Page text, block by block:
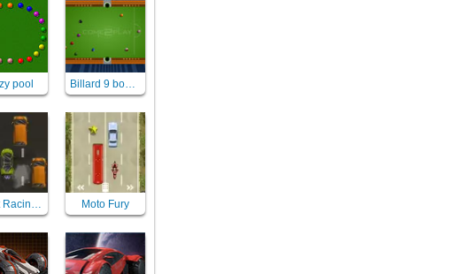
pool Billard 9 boulles - jeu multijoueur
Moto Fury